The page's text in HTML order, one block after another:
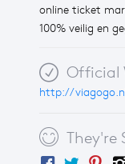
online ticket
100% veilig en
http://